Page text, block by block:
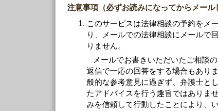
注意事項（必ずお読みになってからメール
このサービスは法律相談の予約をメ
り、メールでの法律相談にメールで
りません。
メールでお書きいただいたご相談
返信で一応の回答をする場合もあり
般的な参考意見に過ぎず、弁護士と
たアドバイスを行う趣旨ではありま
みを信頼して行動したことにより、